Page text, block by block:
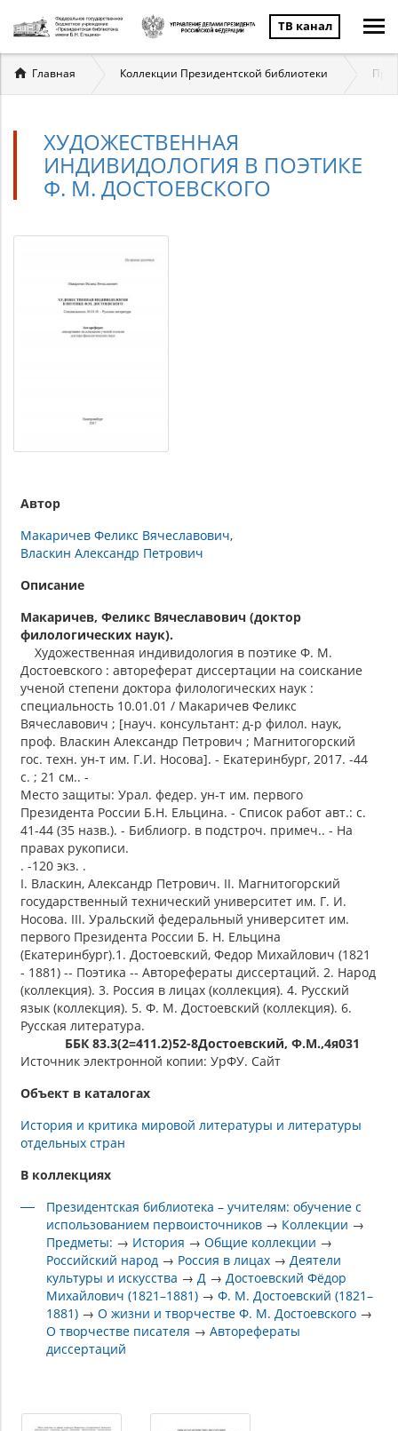
ТВ канал
Вы
здесь
Главная Коллекции Президентской библиотеки
ХУДОЖЕСТВЕННАЯ
ИНДИВИДОЛОГИЯ В ПОЭТИКЕ
Ф. М. ДОСТОЕВСКОГО
Автор
Макаричев Феликс Вячеславович
Власкин Александр Петрович
Описание
Макаричев, Феликс Вячеславович (доктор
филологических наук).
Художественная индивидология в поэтике Ф. М.
Достоевского : автореферат диссертации на соискание
ученой степени доктора филологических наук :
специальность 10.01.01 / Макаричев Феликс
Вячеславович ; [науч. консультант: д-р филол. наук,
проф. Власкин Александр Петрович ; Магнитогорский
гос. техн. ун-т им. Г.И. Носова]. - Екатеринбург, 2017. -44
с. ; 21 см.. -
Место защиты: Урал. федер. ун-т им. первого
Президента России Б.Н. Ельцина. - Список работ авт.: с.
41-44 (35 назв.). - Библиогр. в подстроч. примеч.. - На
правах рукописи.
. -120 экз. .
I. Власкин, Александр Петрович. II. Магнитогорский
государственный технический университет им. Г. И.
Носова. III. Уральский федеральный университет им.
первого Президента России Б. Н. Ельцина
(Екатеринбург).1. Достоевский, Федор Михайлович (1821
- 1881) -- Поэтика -- Авторефераты диссертаций. 2. Народ
(коллекция). 3. Россия в лицах (коллекция). 4. Русский
язык (коллекция). 5. Ф. М. Достоевский (коллекция). 6.
Русская литература.
ББК 83.3(2=411.2)52-8Достоевский, Ф.М.,4я031
Источник электронной копии: УрФУ. Сайт
Объект в каталогах
История и критика мировой литературы и литературы
отдельных стран
В коллекциях
Президентская библиотека – учителям: обучение с
использованием первоисточников → Коллекции →
Предметы: → История →Общие коллекции →
Российский народ → Россия в лицах →Деятели
культуры и искусства →Д →Достоевский Фёдор
Михайлович (1821–1881) →Ф. М. Достоевский (1821–
1881) →О жизни и творчестве Ф. М. Достоевского →
О творчестве писателя →Авторефераты
диссертаций